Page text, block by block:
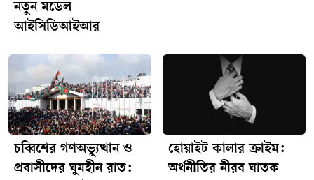
নতুন মডেল
আইসিডিআইআর
চব্বিশের গণঅভ্যুত্থান ও
প্রবাসীদের ঘুমহীন রাত:
হোয়াইট কালার ক্রাইম:
অর্থনীতির নীরব ঘাতক